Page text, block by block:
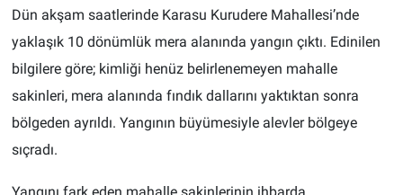
Dün akşam saatlerinde Karasu Kurudere Mahallesi’nde
yaklaşık 10 dönümlük mera alanında yangın çıktı. Edinilen
bilgilere göre; kimliği henüz belirlenemeyen mahalle
sakinleri, mera alanında fındık dallarını yaktıktan sonra
bölgeden ayrıldı. Yangının büyümesiyle alevler bölgeye
sıçradı.